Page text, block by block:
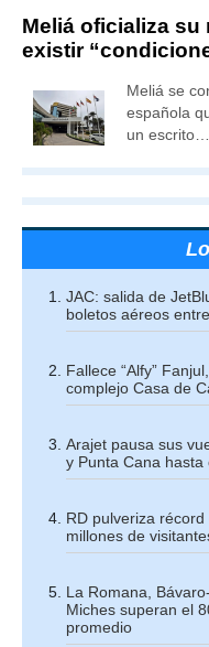
Meliá oficializa su
existir
Meliá se
española
un escrito…
JAC: salida de
boletos aéreos
Fallece “Alfy”
complejo Casa de
Arajet pausa sus
y Punta Cana hasta
RD pulveriza
millones de
La Romana,
Miches superan el
promedio